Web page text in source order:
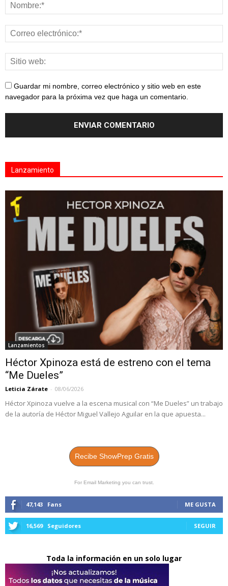
Guardar mi nombre, correo electrónico y sitio web en este
navegador para la próxima vez que haga un comentario.
Lanzamiento
Lanzamientos
Héctor Xpinoza está de estreno con el tema
“Me Dueles”
Leticia Zárate - 08/06/2026
Héctor Xpinoza vuelve a la escena musical con “Me Dueles” un trabajo
de la autoría de Héctor Miguel Vallejo Aguilar en la que apuesta...
Recibe ShowPrep Gratis
For Email Marketing you can trust.
47,143 Fans ME GUSTA
16,569 Seguidores SEGUIR
Toda la información en un solo lugar